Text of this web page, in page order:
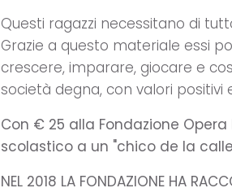
Questi ragazzi necessitano di
Grazie a questo materiale essi
crescere, imparare, giocare e
società degna, con valori
Con € 25 alla Fondazione
scolastico a un "chico de la
NEL 2018 LA FONDAZIONE HA